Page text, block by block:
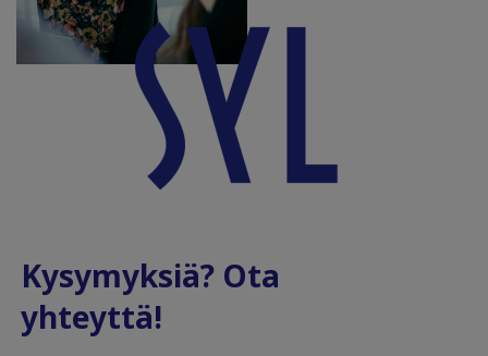
Kysymyksiä? Ota
yhteyttä!